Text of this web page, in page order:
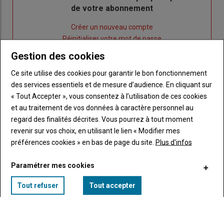
de votre abonnement
"Créer
nouveau
compte"
Créer un nouveau compte
Lien
votre
mot
de
passe"
Réinitialiser votre mot de passe
Lien
"Je
me
connecte"
Sous-
titre
Vous n'êtes pas abonné(e)
TITRE CRÉEZ UN COMPTE
compte pour accéder à tout Caracterres.
Lien Créez un compte
Gestion des cookies
Ce site utilise des cookies pour garantir le bon fonctionnement
des services essentiels et de mesure d’audience. En cliquant sur
« Tout Accepter », vous consentez à l’utilisation de ces cookies
et au traitement de vos données à caractère personnel au
regard des finalités décrites. Vous pourrez à tout moment
revenir sur vos choix, en utilisant le lien « Modifier mes
préférences cookies » en bas de page du site. Plus d'infos
Paramétrer mes cookies
Tout refuser Tout accepter